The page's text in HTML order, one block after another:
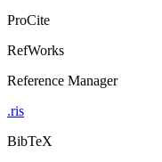
ProCite
RefWorks
Reference Manager
.ris
BibTeX